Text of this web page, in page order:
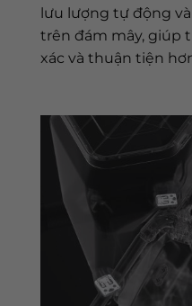
lưu lượng tự động
trên đám mây, giúp
xác và thuận tiện